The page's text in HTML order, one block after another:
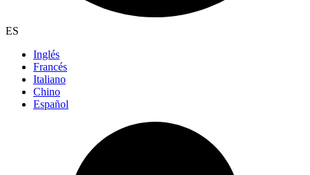
ES
Inglés
Francés
Italiano
Chino
Español